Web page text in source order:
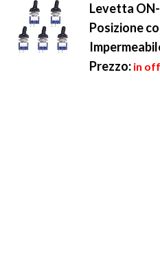
Levetta
Posizione
Prezzo: in